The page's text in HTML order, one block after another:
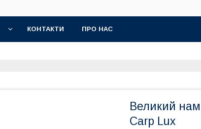
КОНТАКТИ ПРО НАС
Великий
Carp Lux